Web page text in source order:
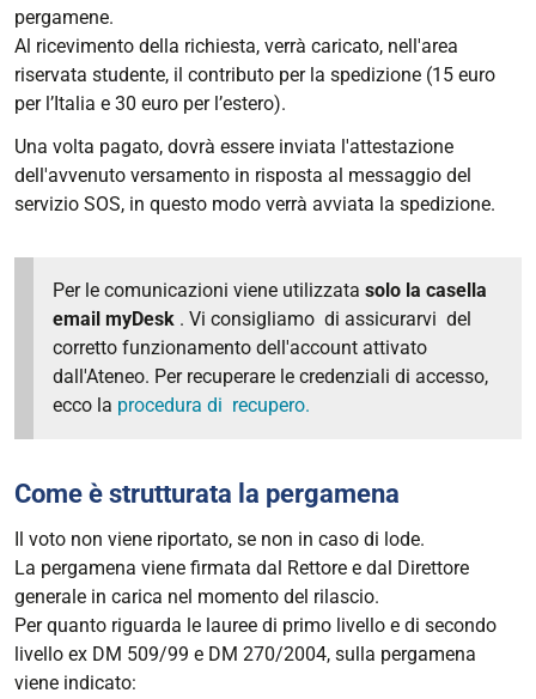
pergamene.
Al ricevimento della richiesta, verrà caricato, nell'area
riservata studente, il contributo per la spedizione (15 euro
per l’Italia e 30 euro per l’estero).
Una volta pagato, dovrà essere inviata l'attestazione
dell'avvenuto versamento in risposta al messaggio del
servizio SOS, in questo modo verrà avviata la spedizione.
Per le comunicazioni viene utilizzata solo la casella
email myDesk . Vi consigliamo di assicurarvi del
corretto funzionamento dell'account attivato
dall'Ateneo. Per recuperare le credenziali di accesso,
ecco la procedura di recupero.
Come è strutturata la pergamena
Il voto non viene riportato, se non in caso di lode.
La pergamena viene firmata dal Rettore e dal Direttore
generale in carica nel momento del rilascio.
Per quanto riguarda le lauree di primo livello e di secondo
livello ex DM 509/99 e DM 270/2004, sulla pergamena
viene indicato: